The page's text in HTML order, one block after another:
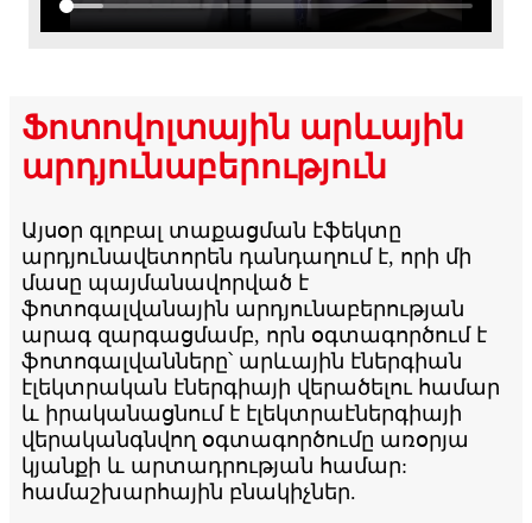
Ֆոտովոլտային արևային
արդյունաբերություն
Այսօր գլոբալ տաքացման էֆեկտը
արդյունավետորեն դանդաղում է, որի մի
մասը պայմանավորված է
ֆոտոգալվանային արդյունաբերության
արագ զարգացմամբ, որն օգտագործում է
ֆոտոգալվանները՝ արևային էներգիան
էլեկտրական էներգիայի վերածելու համար
և իրականացնում է էլեկտրաէներգիայի
վերականգնվող օգտագործումը առօրյա
կյանքի և արտադրության համար:
համաշխարհային բնակիչներ.